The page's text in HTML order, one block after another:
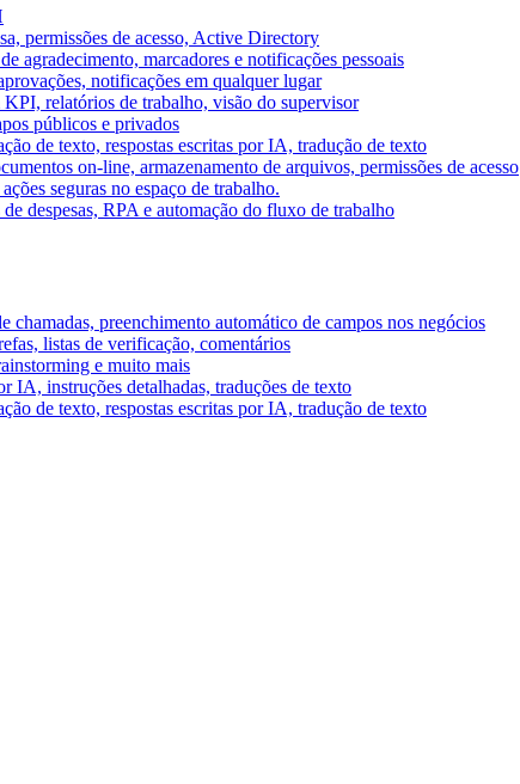
permissões de acesso, Active Directory
agradecimento, marcadores e notificações pessoais
notificações em qualquer lugar
relatórios de trabalho, visão do supervisor
públicos e privados
de texto, respostas escritas por IA, tradução de texto
on-line, armazenamento de arquivos, permissões de acesso
seguras no espaço de trabalho.
despesas, RPA e automação do fluxo de trabalho
chamadas, preenchimento automático de campos nos negócios
listas de verificação, comentários
e muito mais
IA, instruções detalhadas, traduções de texto
de texto, respostas escritas por IA, tradução de texto